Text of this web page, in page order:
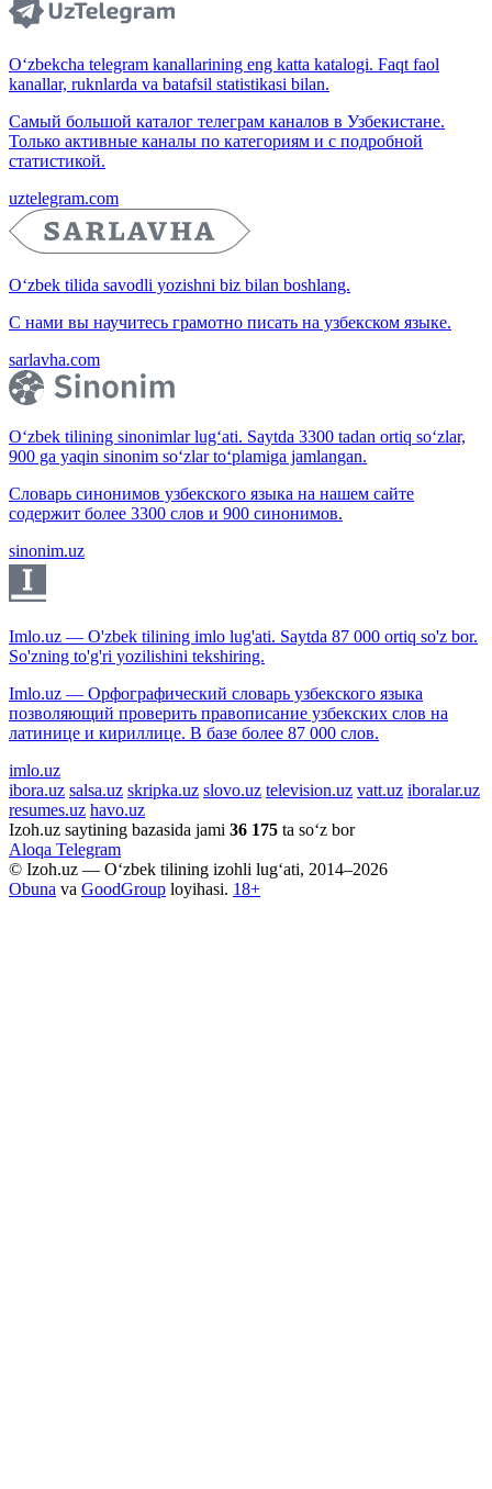
O‘zbekcha telegram kanallarining eng katta katalogi. Faqt faol
kanallar, ruknlarda va batafsil statistikasi bilan.
Самый большой каталог телеграм каналов в Узбекистане.
Только активные каналы по категориям и с подробной
статистикой.
uztelegram.com
O‘zbek tilida savodli yozishni biz bilan boshlang.
С нами вы научитесь грамотно писать на узбекском языке.
sarlavha.com
O‘zbek tilining sinonimlar lug‘ati. Saytda 3300 tadan ortiq so‘zlar,
900 ga yaqin sinonim so‘zlar to‘plamiga jamlangan.
Словарь синонимов узбекского языка на нашем сайте
содержит более 3300 слов и 900 синонимов.
sinonim.uz
Imlo.uz — O'zbek tilining imlo lug'ati. Saytda 87 000 ortiq so'z bor.
So'zning to'g'ri yozilishini tekshiring.
Imlo.uz — Орфографический словарь узбекского языка
позволяющий проверить правописание узбекских слов на
латинице и кириллице. В базе более 87 000 слов.
imlo.uz
ibora.uz salsa.uz skripka.uz slovo.uz television.uz vatt.uz iboralar.uz
resumes.uz havo.uz
Izoh.uz saytining bazasida jami 36 175 ta so‘z bor
Aloqa Telegram
© Izoh.uz — O‘zbek tilining izohli lug‘ati, 2014–2026
Obuna va GoodGroup loyihasi. 18+